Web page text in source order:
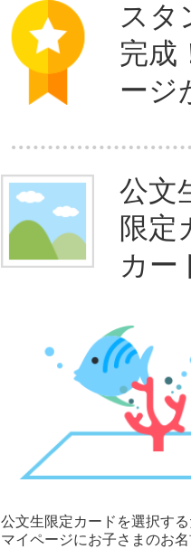
スタ
完成
ージ
公文
限定
カー
公文生限定カードを選択す
マイページにお子さまのお